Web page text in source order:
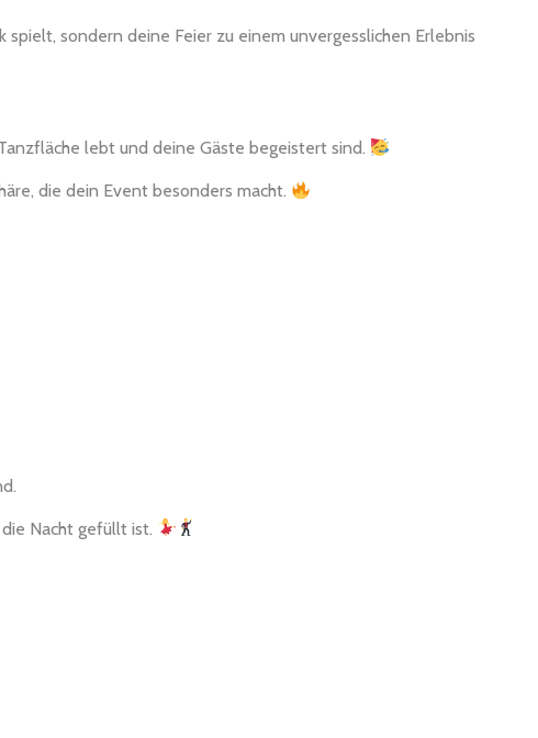
spielt, sondern deine Feier zu einem unvergesslichen Erlebnis
lebt und deine Gäste begeistert sind.
die dein Event besonders macht.
Nacht gefüllt ist.